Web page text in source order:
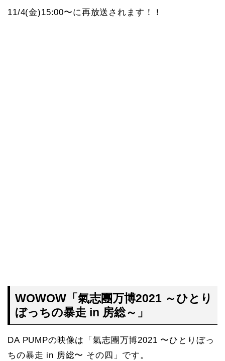
11/4(金)15:00〜に再放送されます！！
WOWOW「氣志團万博2021 ～ひとり
ぼっちの暴走 in 房総～」
DA PUMPの映像は「氣志團万博2021 〜ひとりぼっ
ちの暴走 in 房総〜 その四」です。